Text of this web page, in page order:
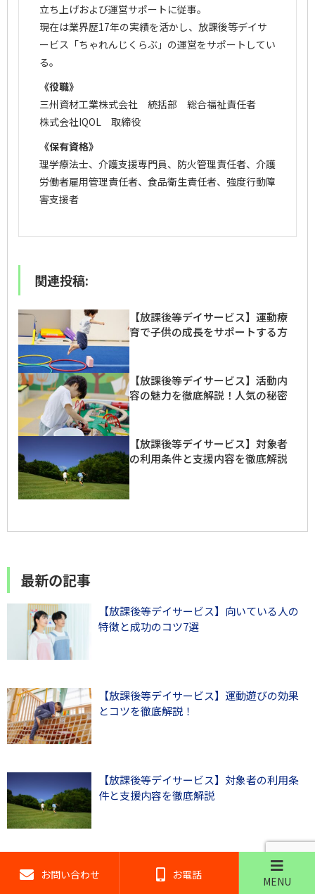
立ち上げおよび運営サポートに従事。
現在は業界歴17年の実績を活かし、放課後等デイサ
ービス「ちゃれんじくらぶ」の運営をサポートしてい
る。
《役職》
三州資材工業株式会社 統括部 総合福祉責任者
株式会社IQOL 取締役
《保有資格》
理学療法士、介護支援専門員、防火管理責任者、介護
労働者雇用管理責任者、食品衛生責任者、強度行動障
害支援者
関連投稿:
【放課後等デイサービス】運動療
育で子供の成長をサポートする方
【放課後等デイサービス】活動内
容の魅力を徹底解説！人気の秘密
【放課後等デイサービス】対象者
の利用条件と支援内容を徹底解説
最新の記事
【放課後等デイサービス】向いている人の
特徴と成功のコツ7選
【放課後等デイサービス】運動遊びの効果
とコツを徹底解説！
【放課後等デイサービス】対象者の利用条
件と支援内容を徹底解説
【放課後等デイサービス】活動内容の魅力
を徹底解説！人気の秘密とは？
お問い合わせ お電話 MENU